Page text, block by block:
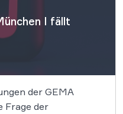
I fällt
der GEMA
Frage der